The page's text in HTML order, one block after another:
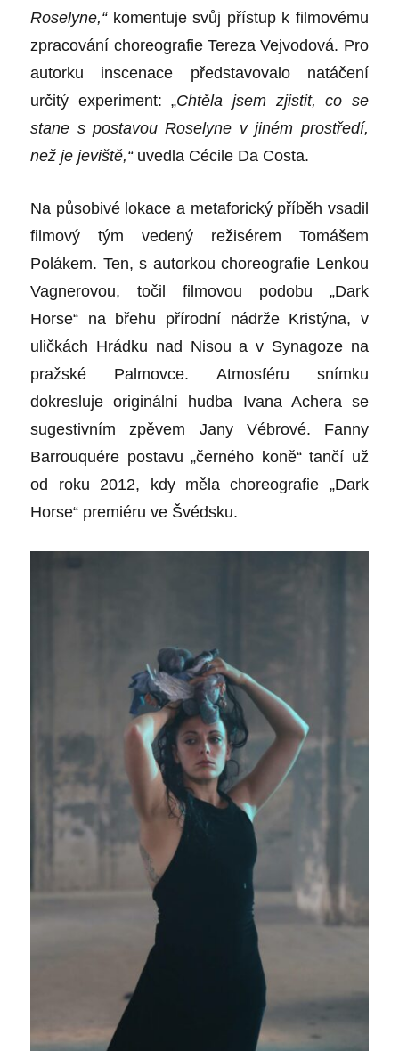
Roselyne,“ komentuje svůj přístup k filmovému
zpracování choreografie Tereza Vejvodová. Pro
autorku inscenace představovalo natáčení
určitý experiment: „Chtěla jsem zjistit, co se
stane s postavou Roselyne v jiném prostředí,
než je jeviště,“ uvedla Cécile Da Costa.
Na působivé lokace a metaforický příběh vsadil
filmový tým vedený režisérem Tomášem
Polákem. Ten, s autorkou choreografie Lenkou
Vagnerovou, točil filmovou podobu „Dark
Horse“ na břehu přírodní nádrže Kristýna, v
uličkách Hrádku nad Nisou a v Synagoze na
pražské Palmovce. Atmosféru snímku
dokresluje originální hudba Ivana Achera se
sugestivním zpěvem Jany Vébrové. Fanny
Barrouquére postavu „černého koně“ tančí už
od roku 2012, kdy měla choreografie „Dark
Horse“ premiéru ve Švédsku.